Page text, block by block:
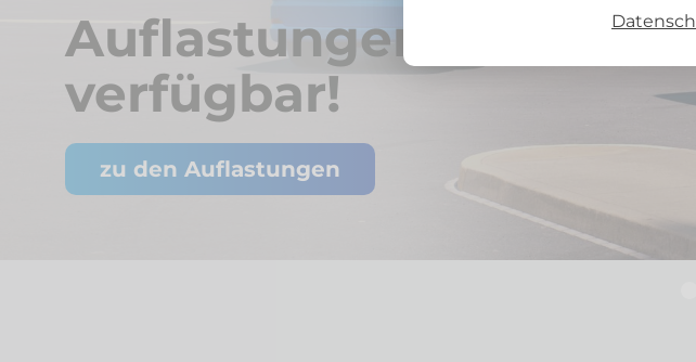
Auflastungen
verfügbar!
zu den Auflastungen